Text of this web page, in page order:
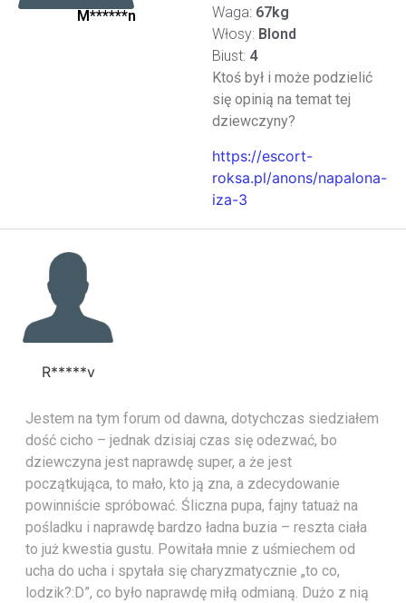
M******n
Waga: 67kg
Włosy: Blond
Biust: 4
Ktoś był i może podzielić
się opinią na temat tej
dziewczyny?
https://escort-
roksa.pl/anons/napalona-
iza-3
R*****v
Jestem na tym forum od dawna, dotychczas siedziałem
dość cicho – jednak dzisiaj czas się odezwać, bo
dziewczyna jest naprawdę super, a że jest
początkująca, to mało, kto ją zna, a zdecydowanie
powinniście spróbować. Śliczna pupa, fajny tatuaż na
pośladku i naprawdę bardzo ładna buzia – reszta ciała
to już kwestia gustu. Powitała mnie z uśmiechem od
ucha do ucha i spytała się charyzmatycznie „to co,
lodzik?:D”, co było naprawdę miłą odmianą. Dużo z nią